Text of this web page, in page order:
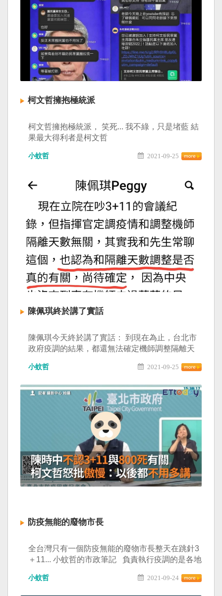
柯文哲擁抱極統派
柯文哲擁抱極統派， 笑死... 我不綠，只是堵藍 結
果最大得利者是柯文哲
小蚊哲 2021-09-25
陳佩琪終於講了實話
陳佩琪今天終於講了實話： 到現在為止，台北市
政府疫調的結果，都還無法確定機師調整隔離天
記 負責執行疫調的單位是地方衛生局不是中央，
關，柯文哲憑什麼一口咬定3＋11是造成北市大規
模感染的破口？這不是政治鬥爭，什麼才叫政治
鬥爭？ 不過還好檳榔嫂今天自己承認了，也總算
還陳時中部長一個公道，他們夫妻倆到現在都還
無法確定隔離天數調整是否與疫情有關？因為機
師根本都沒有萬華的足跡！ 陳佩琪Peggy 有多少
證據說多少話，請記得一句話：政治不難良心而
已！不要把這幾個字當成選舉口號講一講就忘了...
小蚊哲 2021-09-25
防疫無能的廢物市長
全台灣只有一個防疫無能的廢物市長整天在跳針3
＋11... 小蚊哲的市政筆記 負責執行疫調的是各地
＋11造成的？ 並沒有！ 屏東有違規的祖孫造成疫
小蚊哲 2021-09-24